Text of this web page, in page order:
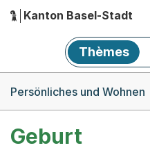
Hauptnavigation
Kanton Basel-Stadt
Thèmes
Persönliches und Wohnen
Geburt